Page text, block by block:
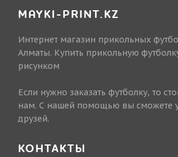
MAYKI-PRINT.KZ
Интернет магазин прикольных
Алматы. Купить прикольную
рисунком
Если нужно заказать футболку, то
нам. С нашей помощью вы сможете
друзей.
КОНТАКТЫ